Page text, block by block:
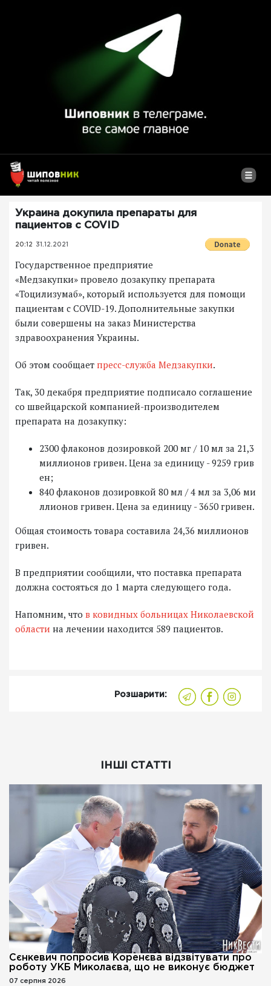
Украина докупила препараты для
пациентов с COVID
20:12 31.12.2021
Государственное предприятие
«Медзакупки» провело дозакупку препарата
«Тоцилизумаб», который используется для помощи
пациентам с COVID-19. Дополнительные закупки
были совершены на заказ Министерства
здравоохранения Украины.
Об этом сообщает пресс-служба Медзакупки.
Так, 30 декабря предприятие подписало соглашение
со швейцарской компанией-производителем
препарата на дозакупку:
2300 флаконов дозировкой 200 мг / 10 мл за 21,3
миллионов гривен. Цена за единицу - 9259 грив
ен;
840 флаконов дозировкой 80 мл / 4 мл за 3,06 ми
ллионов гривен. Цена за единицу - 3650 гривен.
Общая стоимость товара составила 24,36 миллионов
гривен.
В предприятии сообщили, что поставка препарата
должна состояться до 1 марта следующего года.
Напомним, что в ковидных больницах Николаевской
области на лечении находится 589 пациентов.
Розшарити:
ІНШІ СТАТТІ
Сєнкевич попросив Коренєва відзвітувати про
роботу УКБ Миколаєва, що не виконує бюджет
07 серпня 2026